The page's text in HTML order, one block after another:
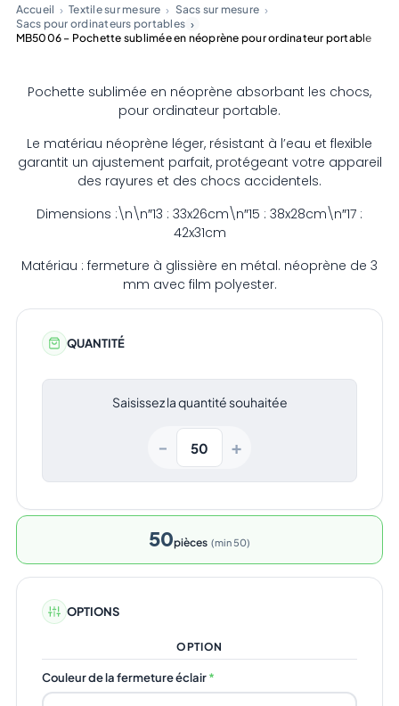
Accueil Textile sur mesure
Sacs sur mesure
Sacs pour ordinateurs portables
MB5006 – Pochette sublimée en néoprène pour ordinateur portable
Pochette sublimée en néoprène absorbant les chocs,
pour ordinateur portable.
Le matériau néoprène léger, résistant à l’eau et flexible
garantit un ajustement parfait, protégeant votre appareil
des rayures et des chocs accidentels.
Dimensions :\n\n″13 : 33x26cm\n″15 : 38x28cm\n″17 :
42x31cm
Matériau : fermeture à glissière en métal. néoprène de 3
mm avec film polyester.
QUANTITÉ
Saisissez la quantité souhaitée
− +
50pièces min 50
OPTIONS
OPTION
Couleur de la fermeture éclair*